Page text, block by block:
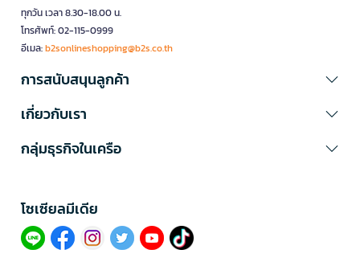
ทุกวัน เวลา 8.30-18.00 น.
โทรศัพท์: 02-115-0999
อีเมล:b2sonlineshopping@b2s.co.th
การสนับสนุนลูกค้า
เกี่ยวกับเรา
กลุ่มธุรกิจในเครือ
โซเซียลมีเดีย​